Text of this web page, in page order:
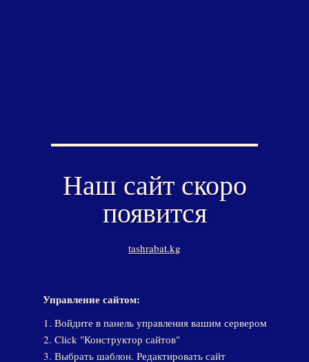
Наш сайт скоро
появится
tashrabat.kg
Управление сайтом:
Войдите в панель управления вашим сервером
Click "Конструктор сайтов"
Выбрать шаблон. Редактировать сайт